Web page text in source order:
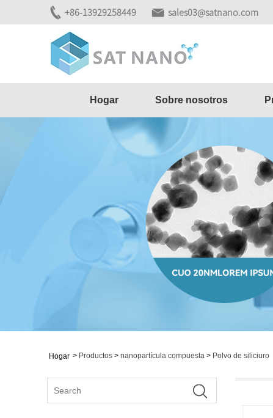
+86-13929258449 sales03@satnano.com
Hogar Sobre nosotros
Hogar > Productos > nanopartícula compuesta > Polvo de siliciuro